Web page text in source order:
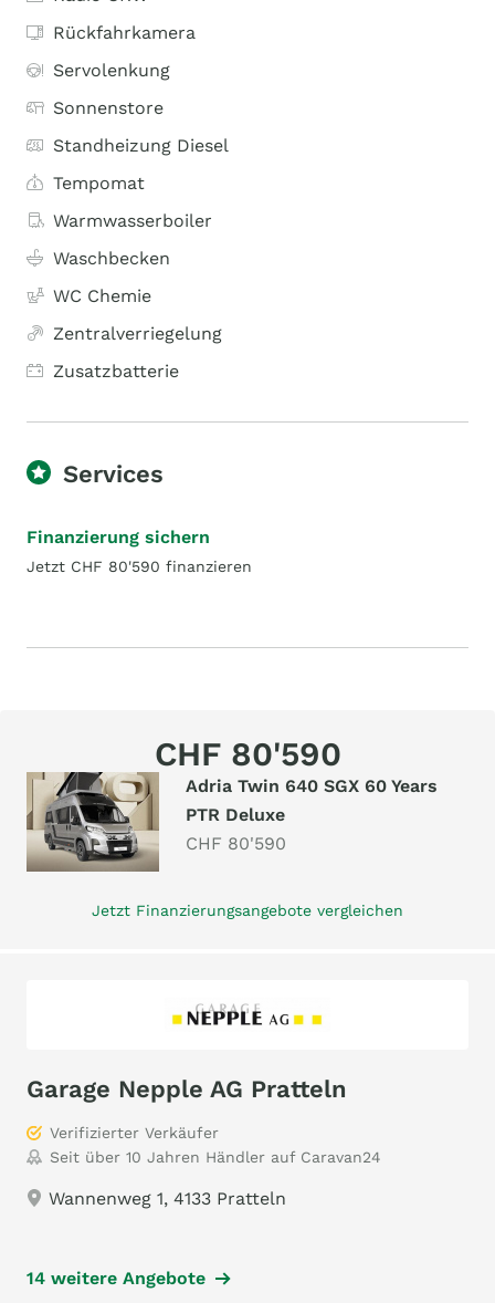
Rückfahrkamera
Servolenkung
Sonnenstore
Standheizung Diesel
Tempomat
Warmwasserboiler
Waschbecken
WC Chemie
Zentralverriegelung
Zusatzbatterie
Services
Finanzierung sichern
Jetzt CHF 80'590 finanzieren
CHF 80'590
Adria Twin 640 SGX 60 Years
PTR Deluxe
CHF 80'590
Jetzt Finanzierungsangebote vergleichen
Garage Nepple AG Pratteln
Verifizierter Verkäufer
Seit über 10 Jahren Händler auf Caravan24
Wannenweg 1, 4133 Pratteln
14 weitere Angebote